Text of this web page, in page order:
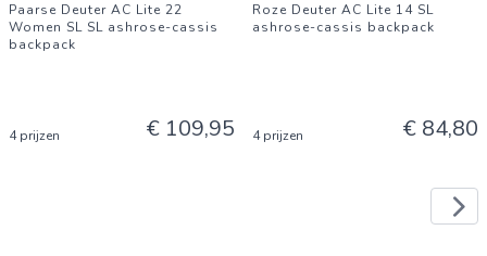
Paarse Deuter AC Lite 22
Women SL SL ashrose-cassis
backpack
4 prijzen € 109,95
Roze Deuter AC Lite 14 SL
ashrose-cassis backpack
4 prijzen € 84,80